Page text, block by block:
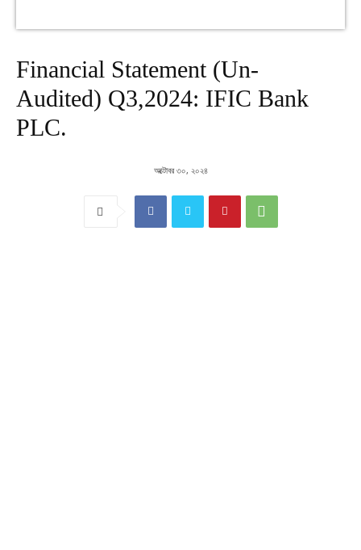
Financial Statement (Un-
Audited) Q3,2024: IFIC Bank
PLC.
অক্টোবর ৩০, ২০২৪